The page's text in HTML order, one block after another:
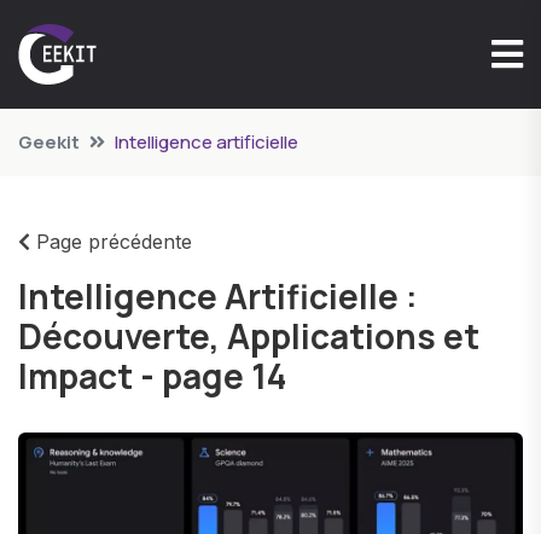
Geekit Intelligence artificielle
Page précédente
Intelligence Artificielle :
Découverte, Applications et
Impact - page 14